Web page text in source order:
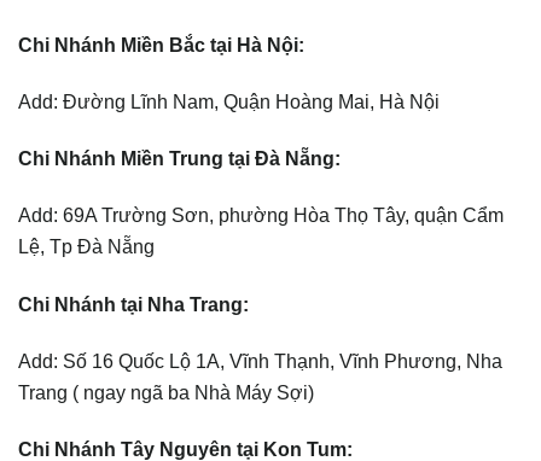
Chi Nhánh Miền Bắc tại Hà Nội:
Add: Đường Lĩnh Nam, Quận Hoàng Mai, Hà Nội
Chi Nhánh Miền Trung tại Đà Nẵng:
Add: 69A Trường Sơn, phường Hòa Thọ Tây, quận Cẩm
Lệ, Tp Đà Nẵng
Chi Nhánh tại Nha Trang:
Add: Số 16 Quốc Lộ 1A, Vĩnh Thạnh, Vĩnh Phương, Nha
Trang ( ngay ngã ba Nhà Máy Sợi)
Chi Nhánh Tây Nguyên tại Kon Tum: